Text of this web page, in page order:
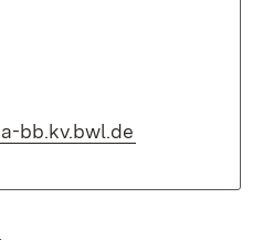
bb.kv.bwl.de